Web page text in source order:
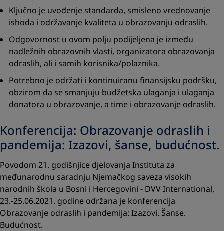
Ključno je uvođenje standarda, smisleno vrednovanje
ishoda i održavanje kvaliteta u obrazovanju odraslih.
Odgovornost u ovom polju podijeljena je između
nadležnih obrazovnih vlasti, organizatora obrazovanja
odraslih, ali i samih korisnika/polaznika.
Potrebno je održati i kontinuiranu finansijsku podršku,
obzirom da se smanjuju budžetska ulaganja i ulaganja
donatora u obrazovanje, a time i obrazovanje odraslih.
Konferencija: Obrazovanje odraslih i
pandemija: Izazovi, šanse, budućnost.
Povodom 21. godišnjice djelovanja Instituta za
međunarodnu saradnju Njemačkog saveza visokih
narodnih škola u Bosni i Hercegovini - DVV International,
23.-25.06.2021. godine održana je konferencija
Obrazovanje odraslih i pandemija: Izazovi. Šanse.
Budućnost.